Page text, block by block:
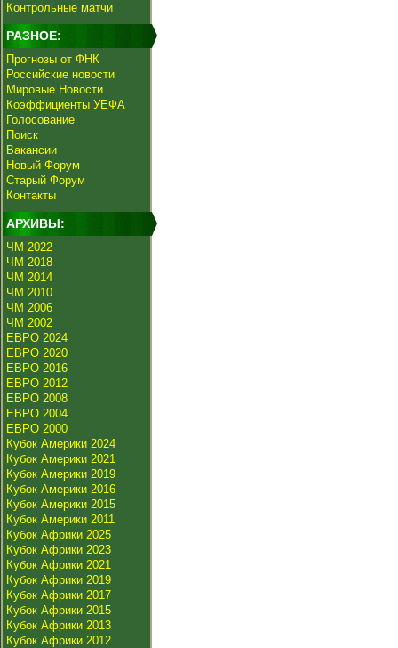
Контрольные матчи
РАЗНОЕ:
Прогнозы от ФНК
Российские новости
Мировые Новости
Коэффициенты УЕФА
Голосование
Поиск
Вакансии
Новый Форум
Старый Форум
Контакты
АРХИВЫ:
ЧМ 2022
ЧМ 2018
ЧМ 2014
ЧМ 2010
ЧМ 2006
ЧМ 2002
ЕВРО 2024
ЕВРО 2020
ЕВРО 2016
ЕВРО 2012
ЕВРО 2008
ЕВРО 2004
ЕВРО 2000
Кубок Америки 2024
Кубок Америки 2021
Кубок Америки 2019
Кубок Америки 2016
Кубок Америки 2015
Кубок Америки 2011
Кубок Африки 2025
Кубок Африки 2023
Кубок Африки 2021
Кубок Африки 2019
Кубок Африки 2017
Кубок Африки 2015
Кубок Африки 2013
Кубок Африки 2012